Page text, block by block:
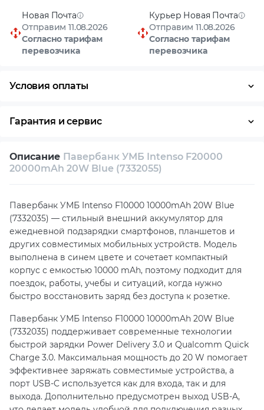
Новая Почта
Отправим 11.08.2026
Согласно тарифам
перевозчика
Курьер Новая Почта
Отправим 11.08.2026
Согласно тарифам
перевозчика
Условия оплаты
Гарантия и сервис
Собственный сервисный центр
Описание Павербанк УМБ Intenso F20000
20000mAh 20W Blue (7332055)
Павербанк УМБ Intenso F10000 10000mAh 20W Blue
(7332035) — стильный внешний аккумулятор для
ежедневной подзарядки смартфонов, планшетов и
других совместимых мобильных устройств. Модель
выполнена в синем цвете и сочетает компактный
корпус с емкостью 10000 mAh, поэтому подходит для
поездок, работы, учебы и ситуаций, когда нужно
быстро восстановить заряд без доступа к розетке.
Павербанк УМБ Intenso F10000 10000mAh 20W Blue
(7332035) поддерживает современные технологии
быстрой зарядки Power Delivery 3.0 и Qualcomm Quick
Charge 3.0. Максимальная мощность до 20 W помогает
эффективнее заряжать совместимые устройства, а
порт USB-C используется как для входа, так и для
выхода. Дополнительно предусмотрен выход USB-A,